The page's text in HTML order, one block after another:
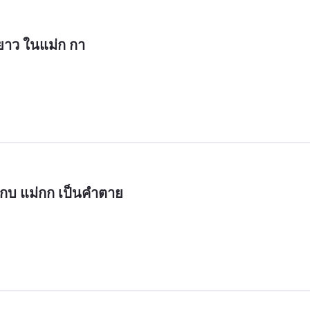
ว ในแม่ก กา
บ แม่กก เป็นคำตาย